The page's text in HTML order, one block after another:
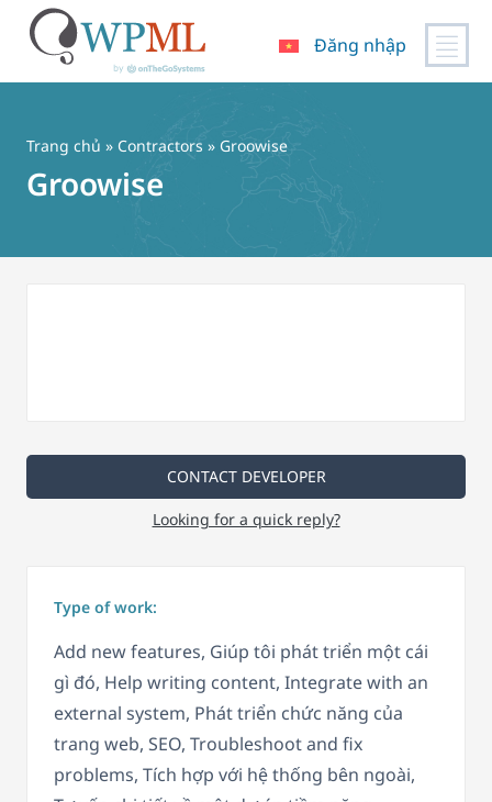
Đăng nhập
Trang chủ » Contractors » Groowise
Groowise
CONTACT DEVELOPER
Looking for a quick reply?
Type of work:
Add new features, Giúp tôi phát triển một cái
gì đó, Help writing content, Integrate with an
external system, Phát triển chức năng của
trang web, SEO, Troubleshoot and fix
problems, Tích hợp với hệ thống bên ngoài,